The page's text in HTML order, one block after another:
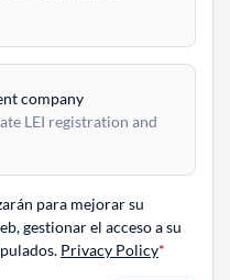
company
LEI registration and
para mejorar su
gestionar el acceso a su
Privacy Policy